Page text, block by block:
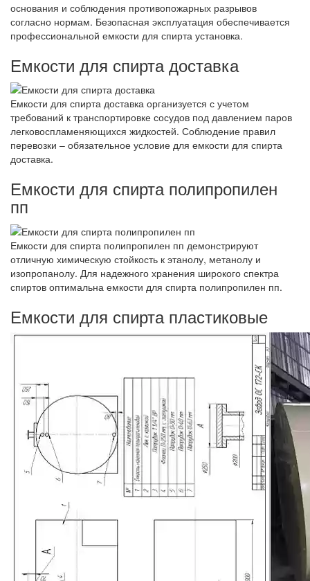
основания и соблюдения противопожарных разрывов
согласно нормам. Безопасная эксплуатация обеспечивается
профессиональной емкости для спирта установка.
Емкости для спирта доставка
Емкости для спирта доставка организуется с учетом
требований к транспортировке сосудов под давлением паров
легковоспламеняющихся жидкостей. Соблюдение правил
перевозки – обязательное условие для емкости для спирта
доставка.
Емкости для спирта полипропилен
пп
Емкости для спирта полипропилен пп демонстрируют
отличную химическую стойкость к этанолу, метанолу и
изопропанолу. Для надежного хранения широкого спектра
спиртов оптимальна емкости для спирта полипропилен пп.
Емкости для спирта пластиковые